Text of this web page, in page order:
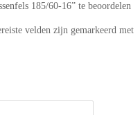
185/60-16” te beoordelen
velden zijn gemarkeerd met